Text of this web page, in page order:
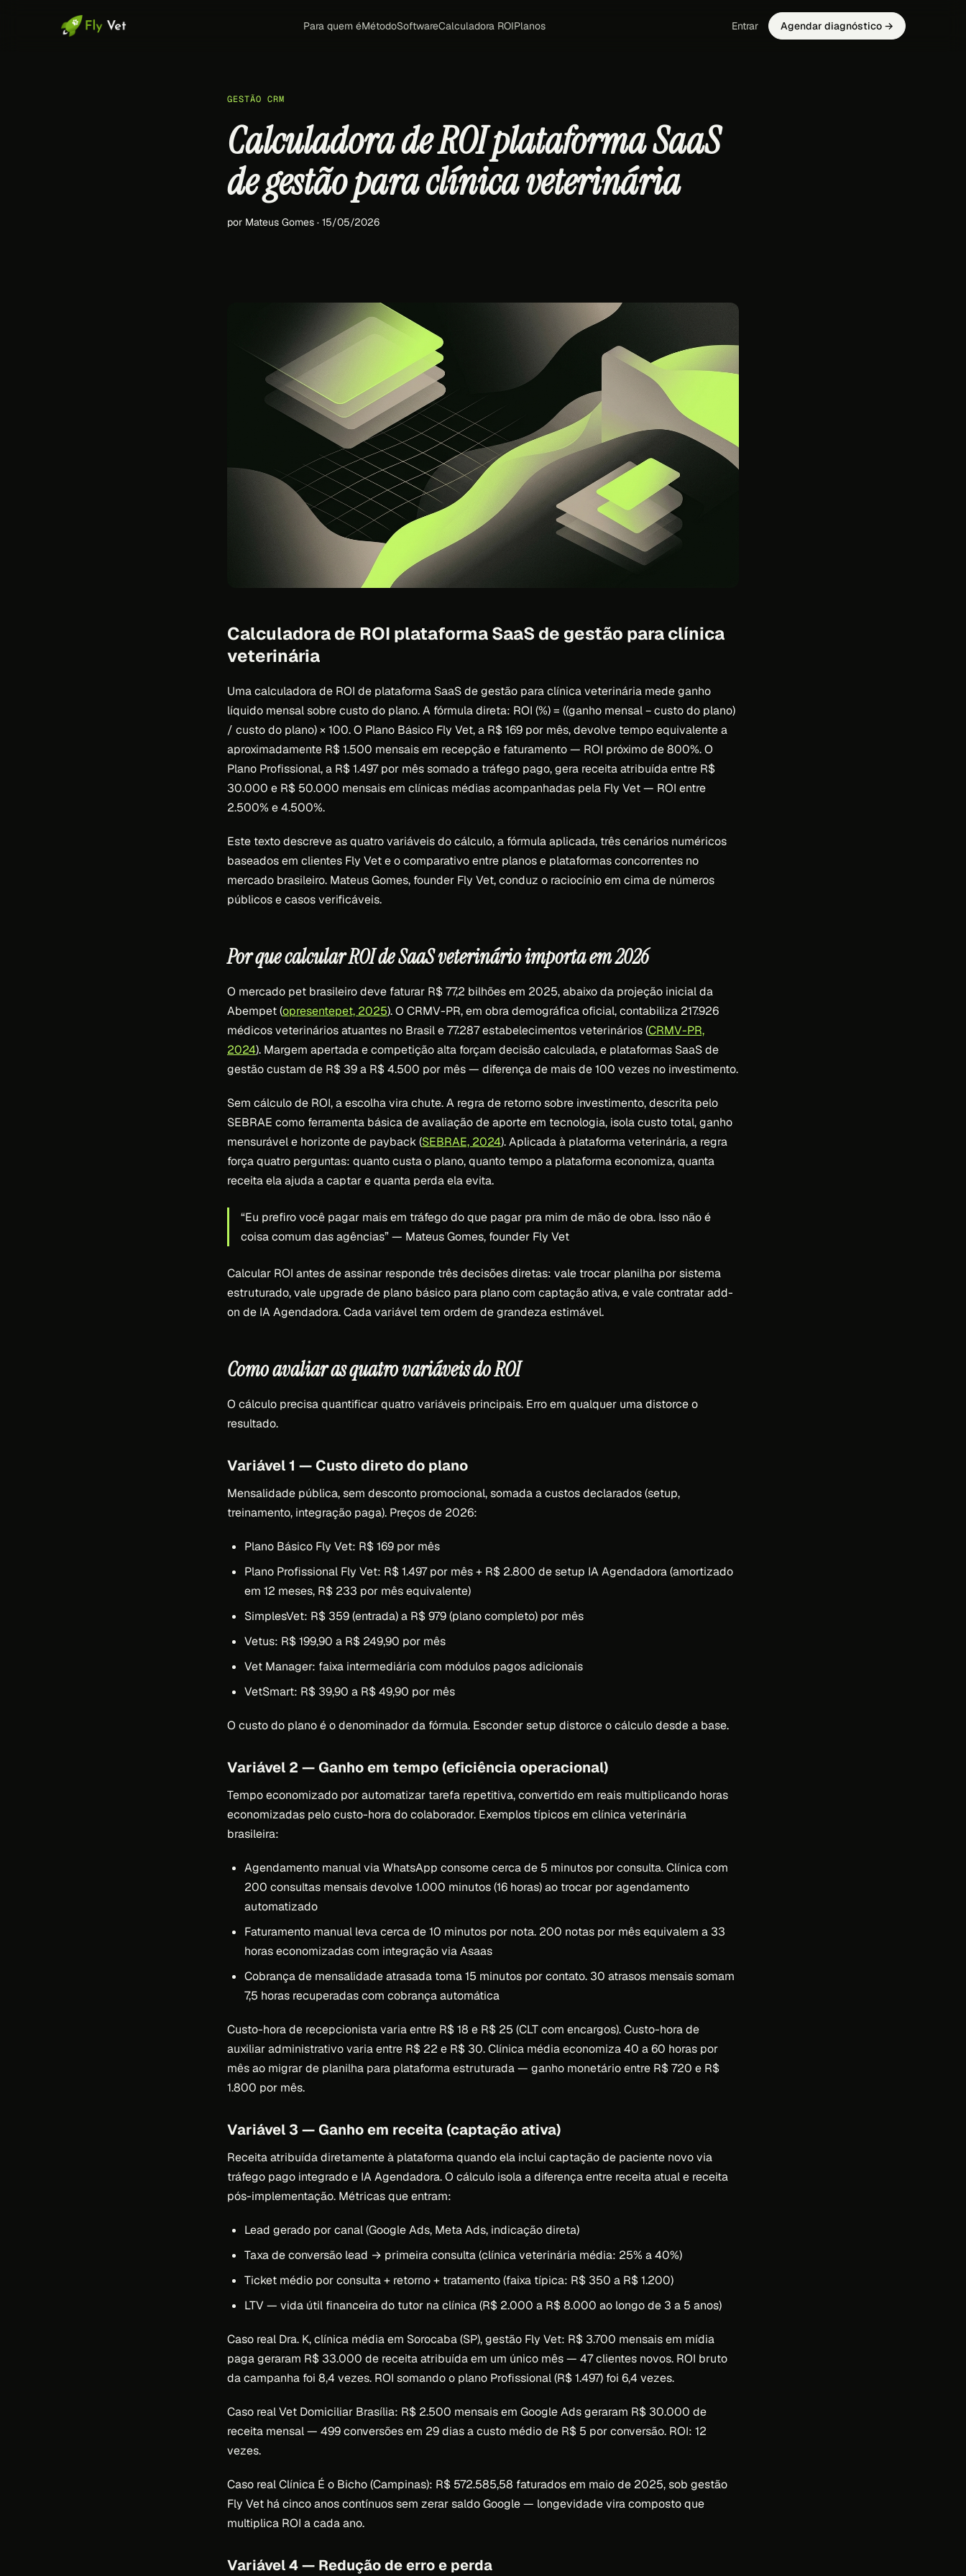
Para quem éMétodoSoftwareCalculadora ROIPlanos Entrar Agendar diagnóstico →
GESTÃO CRM
Calculadora de ROI plataforma SaaS
de gestão para clínica veterinária
por Mateus Gomes · 15/05/2026
Calculadora de ROI plataforma SaaS de gestão para clínica
veterinária
Uma calculadora de ROI de plataforma SaaS de gestão para clínica veterinária mede ganho
líquido mensal sobre custo do plano. A fórmula direta: ROI (%) = ((ganho mensal − custo do plano)
/ custo do plano) × 100. O Plano Básico Fly Vet, a R$ 169 por mês, devolve tempo equivalente a
aproximadamente R$ 1.500 mensais em recepção e faturamento — ROI próximo de 800%. O
Plano Profissional, a R$ 1.497 por mês somado a tráfego pago, gera receita atribuída entre R$
30.000 e R$ 50.000 mensais em clínicas médias acompanhadas pela Fly Vet — ROI entre
2.500% e 4.500%.
Este texto descreve as quatro variáveis do cálculo, a fórmula aplicada, três cenários numéricos
baseados em clientes Fly Vet e o comparativo entre planos e plataformas concorrentes no
mercado brasileiro. Mateus Gomes, founder Fly Vet, conduz o raciocínio em cima de números
públicos e casos verificáveis.
Por que calcular ROI de SaaS veterinário importa em 2026
O mercado pet brasileiro deve faturar R$ 77,2 bilhões em 2025, abaixo da projeção inicial da
Abempet (opresentepet, 2025). O CRMV-PR, em obra demográfica oficial, contabiliza 217.926
médicos veterinários atuantes no Brasil e 77.287 estabelecimentos veterinários (CRMV-PR,
2024). Margem apertada e competição alta forçam decisão calculada, e plataformas SaaS de
gestão custam de R$ 39 a R$ 4.500 por mês — diferença de mais de 100 vezes no investimento.
Sem cálculo de ROI, a escolha vira chute. A regra de retorno sobre investimento, descrita pelo
SEBRAE como ferramenta básica de avaliação de aporte em tecnologia, isola custo total, ganho
mensurável e horizonte de payback (SEBRAE, 2024). Aplicada à plataforma veterinária, a regra
força quatro perguntas: quanto custa o plano, quanto tempo a plataforma economiza, quanta
receita ela ajuda a captar e quanta perda ela evita.
“Eu prefiro você pagar mais em tráfego do que pagar pra mim de mão de obra. Isso não é
coisa comum das agências”— Mateus Gomes, founder Fly Vet
Calcular ROI antes de assinar responde três decisões diretas: vale trocar planilha por sistema
estruturado, vale upgrade de plano básico para plano com captação ativa, e vale contratar add-
on de IA Agendadora. Cada variável tem ordem de grandeza estimável.
Como avaliar as quatro variáveis do ROI
O cálculo precisa quantificar quatro variáveis principais. Erro em qualquer uma distorce o
resultado.
Variável 1 — Custo direto do plano
Mensalidade pública, sem desconto promocional, somada a custos declarados (setup,
treinamento, integração paga). Preços de 2026:
Plano Básico Fly Vet: R$ 169 por mês
Plano Profissional Fly Vet: R$ 1.497 por mês + R$ 2.800 de setup IA Agendadora (amortizado
em 12 meses, R$ 233 por mês equivalente)
SimplesVet: R$ 359 (entrada) a R$ 979 (plano completo) por mês
Vetus: R$ 199,90 a R$ 249,90 por mês
Vet Manager: faixa intermediária com módulos pagos adicionais
VetSmart: R$ 39,90 a R$ 49,90 por mês
O custo do plano é o denominador da fórmula. Esconder setup distorce o cálculo desde a base.
Variável 2 — Ganho em tempo (eficiência operacional)
Tempo economizado por automatizar tarefa repetitiva, convertido em reais multiplicando horas
economizadas pelo custo-hora do colaborador. Exemplos típicos em clínica veterinária
brasileira:
Agendamento manual via WhatsApp consome cerca de 5 minutos por consulta. Clínica com
200 consultas mensais devolve 1.000 minutos (16 horas) ao trocar por agendamento
automatizado
Faturamento manual leva cerca de 10 minutos por nota. 200 notas por mês equivalem a 33
horas economizadas com integração via Asaas
Cobrança de mensalidade atrasada toma 15 minutos por contato. 30 atrasos mensais somam
7,5 horas recuperadas com cobrança automática
Custo-hora de recepcionista varia entre R$ 18 e R$ 25 (CLT com encargos). Custo-hora de
auxiliar administrativo varia entre R$ 22 e R$ 30. Clínica média economiza 40 a 60 horas por
mês ao migrar de planilha para plataforma estruturada — ganho monetário entre R$ 720 e R$
1.800 por mês.
Variável 3 — Ganho em receita (captação ativa)
Receita atribuída diretamente à plataforma quando ela inclui captação de paciente novo via
tráfego pago integrado e IA Agendadora. O cálculo isola a diferença entre receita atual e receita
pós-implementação. Métricas que entram:
Lead gerado por canal (Google Ads, Meta Ads, indicação direta)
Taxa de conversão lead → primeira consulta (clínica veterinária média: 25% a 40%)
Ticket médio por consulta + retorno + tratamento (faixa típica: R$ 350 a R$ 1.200)
LTV — vida útil financeira do tutor na clínica (R$ 2.000 a R$ 8.000 ao longo de 3 a 5 anos)
Caso real Dra. K, clínica média em Sorocaba (SP), gestão Fly Vet: R$ 3.700 mensais em mídia
paga geraram R$ 33.000 de receita atribuída em um único mês — 47 clientes novos. ROI bruto
da campanha foi 8,4 vezes. ROI somando o plano Profissional (R$ 1.497) foi 6,4 vezes.
Caso real Vet Domiciliar Brasília: R$ 2.500 mensais em Google Ads geraram R$ 30.000 de
receita mensal — 499 conversões em 29 dias a custo médio de R$ 5 por conversão. ROI: 12
vezes.
Caso real Clínica É o Bicho (Campinas): R$ 572.585,58 faturados em maio de 2025, sob gestão
Fly Vet há cinco anos contínuos sem zerar saldo Google — longevidade vira composto que
multiplica ROI a cada ano.
Variável 4 — Redução de erro e perda